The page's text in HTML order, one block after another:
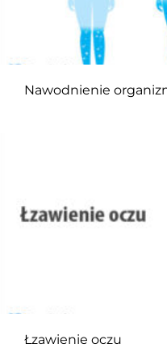
Nawodnienie
Łzawienie oczu